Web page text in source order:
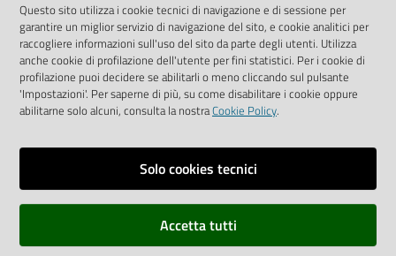
Ricevi tutti gli aggiornamenti su eventi, nuove opportunità e
adempimenti normativi
Privacy policy
Questo sito utilizza i cookie tecnici di navigazione e di sessione per
garantire un miglior servizio di navigazione del sito, e cookie analitici per
raccogliere informazioni sull'uso del sito da parte degli utenti. Utilizza
anche cookie di profilazione dell'utente per fini statistici. Per i cookie di
profilazione puoi decidere se abilitarli o meno cliccando sul pulsante
'Impostazioni'. Per saperne di più, su come disabilitare i cookie oppure
abilitarne solo alcuni, consulta la nostraCookie Policy.
Solo cookies tecnici
Accetta tutti